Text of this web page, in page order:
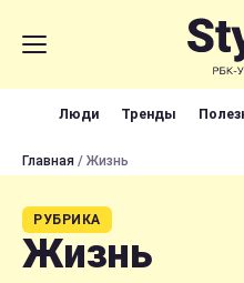
Люди Тренды
Главная / Жизнь
РУБРИКА
Жизнь